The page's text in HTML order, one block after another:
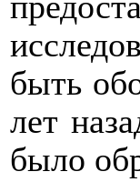
быть
лет
было